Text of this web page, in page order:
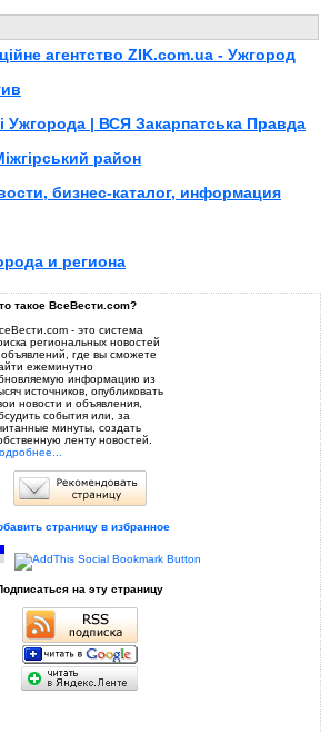
агентство ZIK.com.ua - Ужгород
Ужгорода | ВСЯ Закарпатська Правда
район
бизнес-каталог, информация
и региона
такое ВсеВести.com?
- это система
региональных новостей
где вы сможете
ежеминутно
информацию из
источников, опубликовать
новости и объявления,
события или, за
минуты, создать
ленту новостей.
страницу в избранное
на эту страницу